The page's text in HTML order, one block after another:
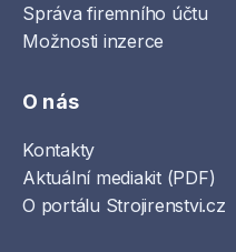
Správa firemního účtu
Možnosti inzerce
O nás
Kontakty
Aktuální mediakit (PDF)
O portálu Strojirenstvi.cz